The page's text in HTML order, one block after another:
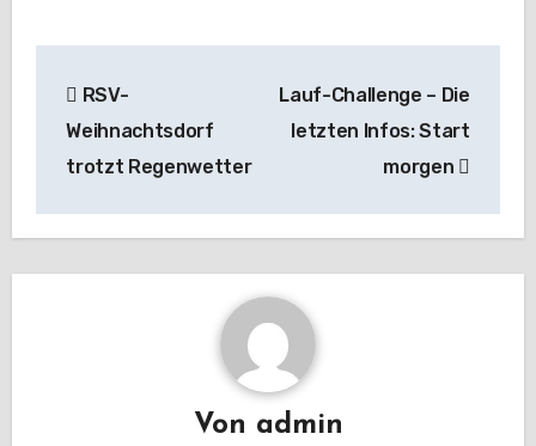
RSV-
Weihnachtsdorf
trotzt Regenwetter
Lauf-Challenge – Die
letzten Infos: Start
morgen
Von admin